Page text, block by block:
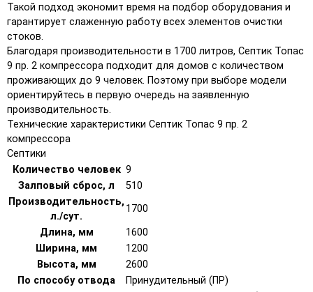
Такой подход экономит время на подбор оборудования и
гарантирует слаженную работу всех элементов очистки
стоков.
Благодаря производительности в 1700 литров, Септик Топас
9 пр. 2 компрессора подходит для домов с количеством
проживающих до 9 человек. Поэтому при выборе модели
ориентируйтесь в первую очередь на заявленную
производительность.
Технические характеристики Септик Топас 9 пр. 2
компрессора
Септики
Количество человек 9
Залповый сброс, л
510
Производительность,
л./сут.
1700
Длина, мм
1600
Ширина, мм
1200
Высота, мм
2600
По способу отвода
Принудительный (ПР)